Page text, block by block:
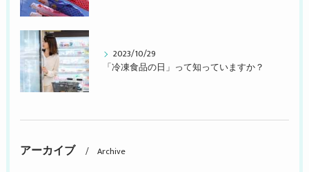
2023/10/29
「冷凍食品の日」って知っていますか？
アーカイブ Archive